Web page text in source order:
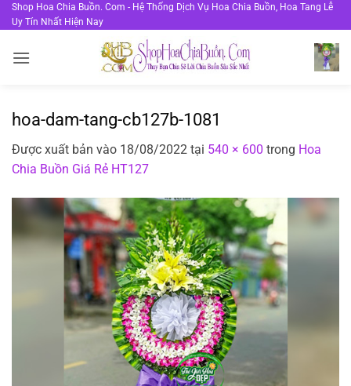
Bỏ
qua
dung
Shop Hoa Chia Buồn. Com - Hệ Thống Dịch Vụ Hoa Chia Buồn, Hoa Tang Lễ
Uy Tín Nhất Hiện Nay
hoa-dam-tang-cb127b-1081
Được xuất bản vào 18/08/2022 tại 540 × 600 trong Hoa
Chia Buồn Giá Rẻ HT127